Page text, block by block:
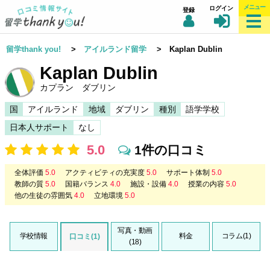
登録 ログイン メニュー
留学thank you! > アイルランド留学 > Kaplan Dublin
Kaplan Dublin
カプラン ダブリン
国 アイルランド 地域 ダブリン 種別
語学学校
日本人サポート
なし
5.0 1件の口コミ
全体評価 5.0 アクティビティの充実度 5.0 サポート体制 5.0
教師の質 5.0 国籍バランス 4.0 施設・設備 4.0 授業の内容 5.0
他の生徒の雰囲気 4.0 立地環境 5.0
学校情報 口コミ(1)
写真・動画
(18)
料金 コラム(1)